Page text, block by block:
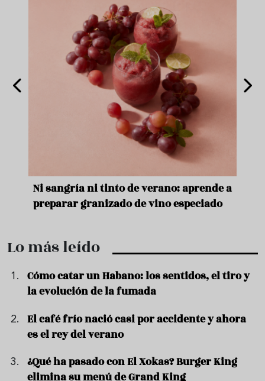
Ni sangría ni tinto de verano: aprende a
preparar granizado de vino especiado
Lo más leído
Cómo catar un Habano: los sentidos, el tiro y
la evolución de la fumada
El café frío nació casi por accidente y ahora
es el rey del verano
¿Qué ha pasado con El Xokas? Burger King
elimina su menú de Grand King